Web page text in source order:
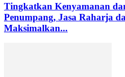
Tingkatkan Kenyamanan
Penumpang, Jasa Raharja
Maksimalkan...